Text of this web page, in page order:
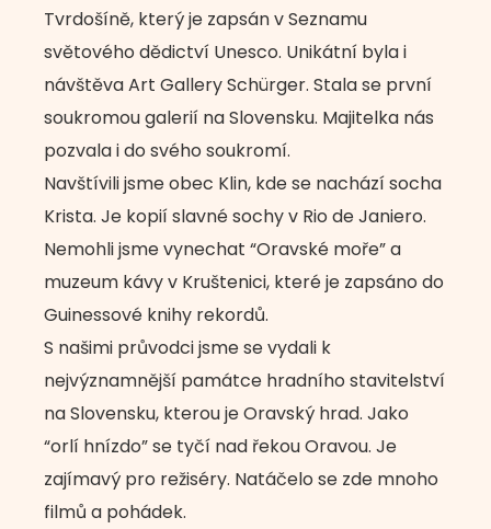
Tvrdošíně, který je zapsán v Seznamu
světového dědictví Unesco. Unikátní byla i
návštěva Art Gallery Schürger. Stala se první
soukromou galerií na Slovensku. Majitelka nás
pozvala i do svého soukromí.
Navštívili jsme obec Klin, kde se nachází socha
Krista. Je kopií slavné sochy v Rio de Janiero.
Nemohli jsme vynechat “Oravské moře” a
muzeum kávy v Kruštenici, které je zapsáno do
Guinessové knihy rekordů.
S našimi průvodci jsme se vydali k
nejvýznamnější památce hradního stavitelství
na Slovensku, kterou je Oravský hrad. Jako
“orlí hnízdo” se tyčí nad řekou Oravou. Je
zajímavý pro režiséry. Natáčelo se zde mnoho
filmů a pohádek.